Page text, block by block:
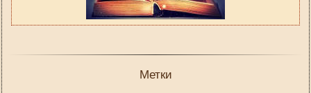
Метки